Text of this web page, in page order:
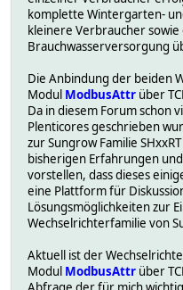
komplette Wintergarten-
kleinere Verbraucher sowie
Brauchwasserversorgung
Die Anbindung der beiden
Modul ModbusAttr über
Da in diesem Forum schon
Plenticores geschrieben
zur Sungrow Familie
bisherigen Erfahrungen
vorstellen, dass dieses
eine Plattform für
Lösungsmöglichkeiten zur
Wechselrichterfamilie von
Aktuell ist der
Modul ModbusAttr über